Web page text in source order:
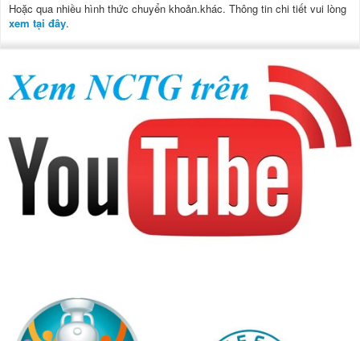
Hoặc qua nhiều hình thức chuyển khoản.khác. Thông tin chi tiết vui lòng
xem tại đây.